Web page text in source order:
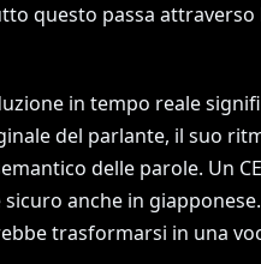
questo passa attraverso
in tempo reale
del parlante, il suo
delle parole. Un
anche in giapponese.
trasformarsi in una